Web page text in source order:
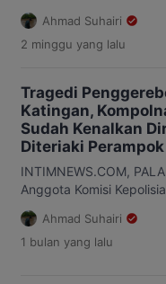
Kalimantan Tengah
Iwan Kurniawan,
kronologi lengkap
narkoba di Desa
Kecamatan Katingan
Kabupaten Katingan.
yang gugur yakni Ipda
Sumariyanto, Aiptu
Perdana Putra, dan
Nopandri […]
Ahmad Suhairi
2 minggu yang lalu
Tragedi
Katingan,
Sudah Kenalkan
Diteriaki Perampok
INTIMNEWS.COM,
Anggota Komisi
(Kompolnas),
Anam menyebut, personel
Satresnarkoba Polres
Ahmad Suhairi
1 bulan yang lalu